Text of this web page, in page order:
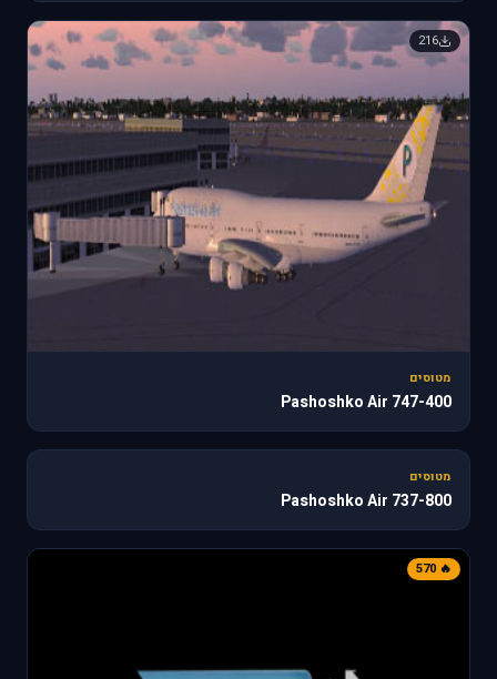
216
מטוסים
747-400 Pashoshko Air
187
מטוסים
737-800 Pashoshko Air
🔥 570